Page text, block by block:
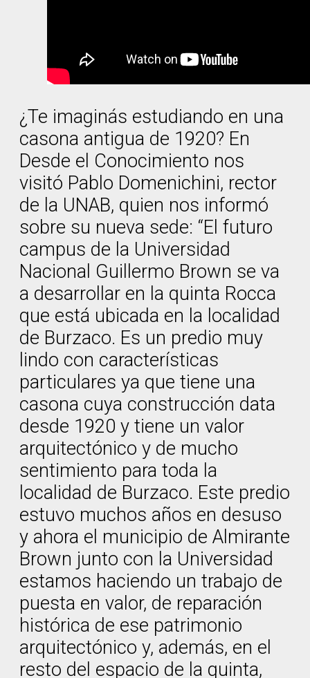
¿Te imaginás estudiando en una
casona antigua de 1920? En
Desde el Conocimiento nos
visitó Pablo Domenichini, rector
de la UNAB, quien nos informó
sobre su nueva sede: “El futuro
campus de la Universidad
Nacional Guillermo Brown se va
a desarrollar en la quinta Rocca
que está ubicada en la localidad
de Burzaco. Es un predio muy
lindo con características
particulares ya que tiene una
casona cuya construcción data
desde 1920 y tiene un valor
arquitectónico y de mucho
sentimiento para toda la
localidad de Burzaco. Este predio
estuvo muchos años en desuso
y ahora el municipio de Almirante
Brown junto con la Universidad
estamos haciendo un trabajo de
puesta en valor, de reparación
histórica de ese patrimonio
arquitectónico y, además, en el
resto del espacio de la quinta,